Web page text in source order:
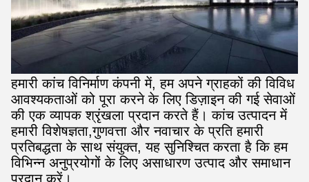
हमारी कांच विनिर्माण कंपनी में, हम अपने ग्राहकों की विविध
आवश्यकताओं को पूरा करने के लिए डिज़ाइन की गई सेवाओं
की एक व्यापक श्रृंखला प्रदान करते हैं। कांच उत्पादन में
हमारी विशेषज्ञता,गुणवत्ता और नवाचार के प्रति हमारी
प्रतिबद्धता के साथ संयुक्त, यह सुनिश्चित करता है कि हम
विभिन्न अनुप्रयोगों के लिए असाधारण उत्पाद और समाधान
प्रदान करें।